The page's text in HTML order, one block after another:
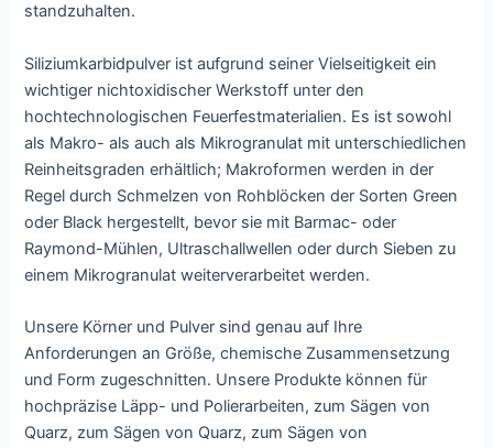
standzuhalten.
Siliziumkarbidpulver ist aufgrund seiner Vielseitigkeit ein
wichtiger nichtoxidischer Werkstoff unter den
hochtechnologischen Feuerfestmaterialien. Es ist sowohl
als Makro- als auch als Mikrogranulat mit unterschiedlichen
Reinheitsgraden erhältlich; Makroformen werden in der
Regel durch Schmelzen von Rohblöcken der Sorten Green
oder Black hergestellt, bevor sie mit Barmac- oder
Raymond-Mühlen, Ultraschallwellen oder durch Sieben zu
einem Mikrogranulat weiterverarbeitet werden.
Unsere Körner und Pulver sind genau auf Ihre
Anforderungen an Größe, chemische Zusammensetzung
und Form zugeschnitten. Unsere Produkte können für
hochpräzise Läpp- und Polierarbeiten, zum Sägen von
Quarz, zum Sägen von Quarz, zum Sägen von